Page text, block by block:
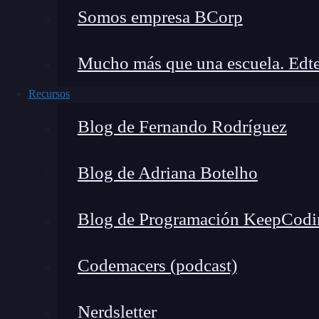
Somos empresa BCorp
Mucho más que una escuela.
Recursos
Blog de Fernando Rodríguez
Blog de Adriana Botelho
Blog de Programación
Codemacers (podcast)
Nerdsletter
Descarga e instala Wasavi
Para empezar, necesitasinstalar Wasavi desde
programado.
Configura los permisos necesarios
Al abrir Wasavi por primera vez, te pedirá
Superposición de pantalla: Permite que
Acceso a contactos: Facilita la selección